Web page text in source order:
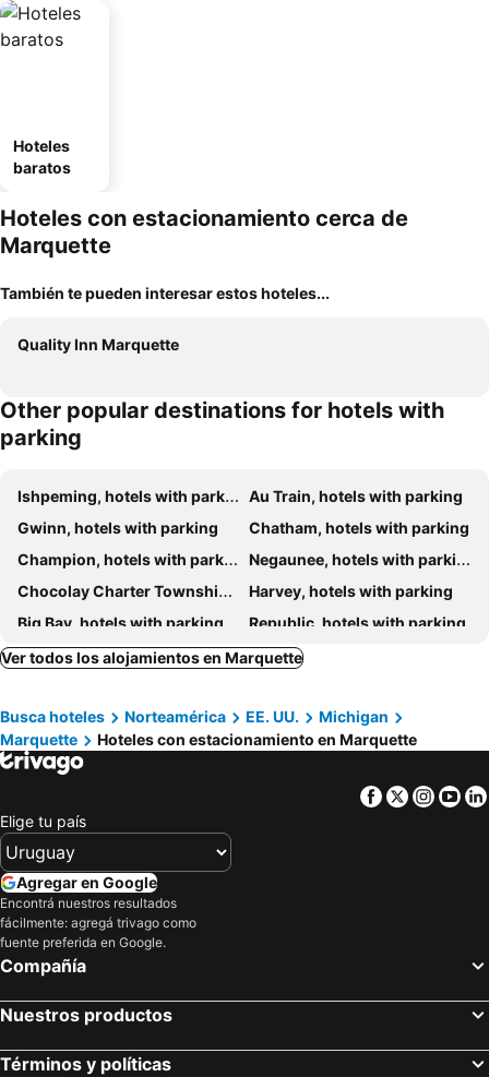
Hoteles
baratos
Hoteles con estacionamiento cerca de
Marquette
También te pueden interesar estos hoteles...
Quality Inn Marquette
Other popular destinations for hotels with
parking
Ishpeming, hotels with parking
Au Train, hotels with parking
Gwinn, hotels with parking
Chatham, hotels with parking
Champion, hotels with parking
Negaunee, hotels with parking
Chocolay Charter Township, hotels with parking
Harvey, hotels with parking
Big Bay, hotels with parking
Republic, hotels with parking
Little Lake, hotels with parking
Skandia, hotels with parking
Ver todos los alojamientos en Marquette
Busca hoteles Norteamérica EE. UU.
Michigan
Marquette
Hoteles con estacionamiento en Marquette
Facebook
Twitter
Elige tu país
Agregar en Google
Encontrá nuestros resultados
fácilmente: agregá trivago como
fuente preferida en Google.
Compañía
Nuestros productos
Términos y políticas